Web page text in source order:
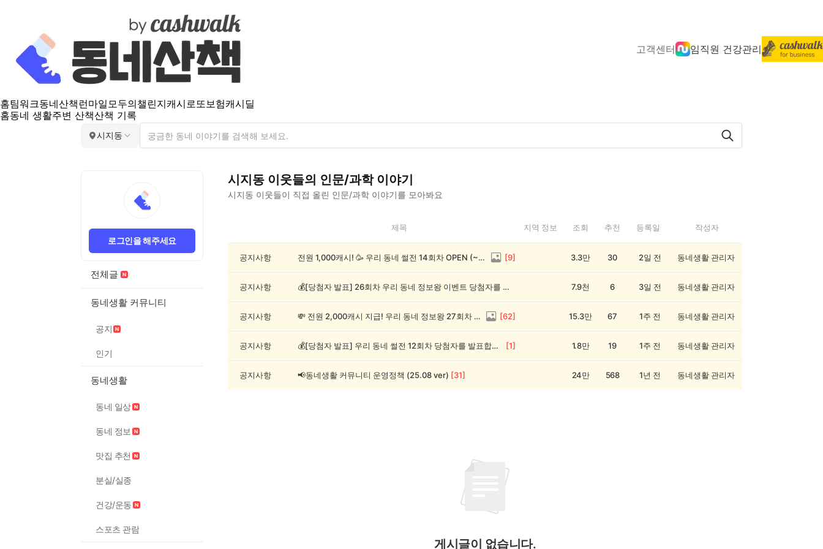
고객센터 임직원 건강관리
홈팀워크동네산책 런마일모두의챌린지캐시로또보험캐시딜
홈동네 생활주변 산책산책 기록
시지동
로그인을 해주세요
전체글
동네생활 커뮤니티
공지
인기
동네생활
동네 일상
동네 정보
맛집 추천
분실/실종
건강/운동
스포츠 관람
시지동 이웃들의 인문/과학이야기
시지동 이웃들이 직접 올린 인문/과학 이야기를 모아봐요
동
제목 지역 정보 조회 추천 등록일 작성자
공지사항 전원 1,000캐시! 🥳 우리 동네 썰전 14회차 OPEN (~8/17) [9] 3.3만 30 2일 전 동네생활 관리자
공지사항 💰[당첨자 발표] 26회차 우리 동네 정보왕 이벤트 당첨자를 발표합니다! 7.9천 6 3일 전 동네생활 관리자
공지사항 💸 전원 2,000캐시 지급! 우리 동네 정보왕 27회차 (~8/10) [62] 15.3만 67 1주 전 동네생활 관리자
공지사항 💰[당첨자 발표] 우리 동네 썰전 12회차 당첨자를 발표합니다! [1] 1.8만 19 1주 전 동네생활 관리자
공지사항 📢동네생활 커뮤니티 운영정책 (25.08 ver) [31] 24만 568 1년 전 동네생활 관리자
게시글이 없습니다.